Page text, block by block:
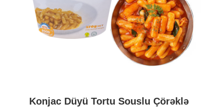
Konjac Düyü Tortu Souslu Çörəklə